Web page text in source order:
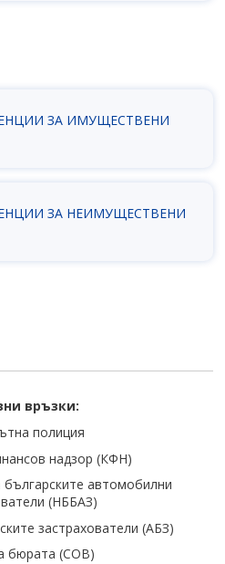
ЗА ИМУЩЕСТВЕНИ
ЗА НЕИМУЩЕСТВЕНИ
връзки:
полиция
надзор (КФН)
автомобилни
(НББАЗ)
застрахователи (АБЗ)
бюрата (COB)